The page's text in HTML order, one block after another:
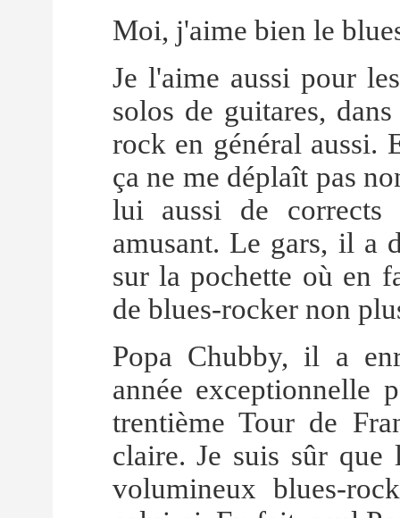
Moi, j'aime bien le
Je l'aime aussi pour
solos de guitares,
rock en général aussi.
ça ne me déplaît pas
lui aussi de
amusant. Le gars, il a
sur la pochette où en
de blues-rocker non
Popa Chubby, il a
année exceptionnelle
trentième Tour de
claire. Je suis sûr
volumineux blues-